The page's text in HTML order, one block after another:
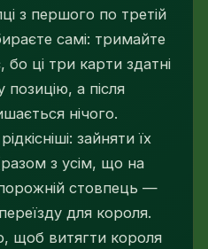
з першого по третій
самі: тримайте
ці три карти здатні
а після
нічого.
зайняти їх
з усім, що на
стовпець —
для короля.
щоб витягти короля